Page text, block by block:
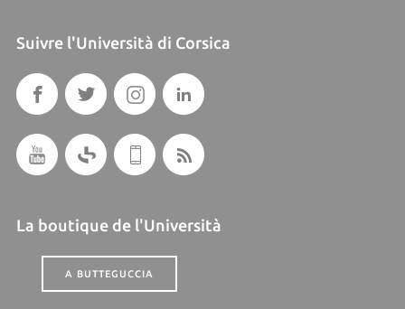
Suivre l'Università di Corsica
La boutique de l'Università
A BUTTEGUCCIA